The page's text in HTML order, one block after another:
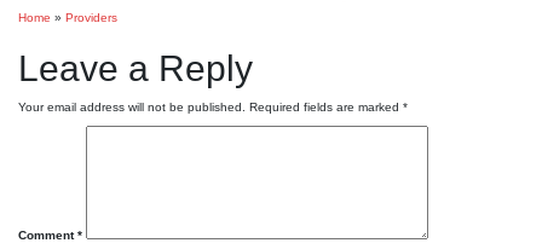
Home » Providers
Leave a Reply
Your email address will not be published. Required fields are marked *
Comment*